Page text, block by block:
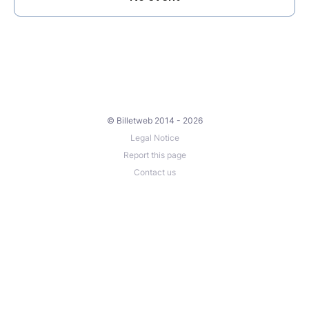
© Billetweb 2014 - 2026
Legal Notice
Report this page
Contact us